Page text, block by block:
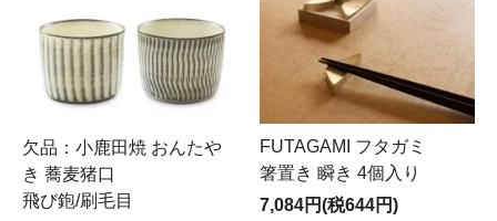
欠品：小鹿田焼 おんたや
き 蕎麦猪口
飛び鉋/刷毛目
FUTAGAMI フタガミ
箸置き 瞬き 4個入り
7,084円(税644円)